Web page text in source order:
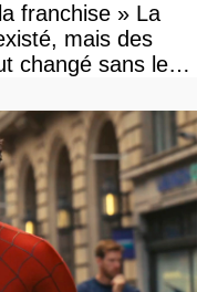
franchise » La
mais des
changé sans le